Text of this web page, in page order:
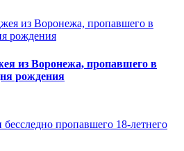
из Воронежа, пропавшего в
рождения